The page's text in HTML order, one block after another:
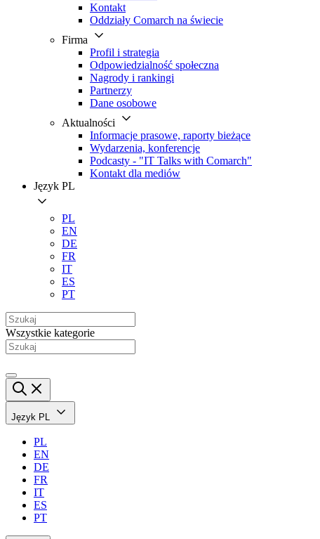
Kontakt
Oddziały Comarch na świecie
Firma
Profil i strategia
Odpowiedzialność społeczna
Nagrody i rankingi
Partnerzy
Dane osobowe
Aktualności
Informacje prasowe, raporty bieżące
Wydarzenia, konferencje
Podcasty - "IT Talks with Comarch"
Kontakt dla mediów
Język PL
PL
EN
DE
FR
IT
ES
PT
Wszystkie kategorie
Język PL
PL
EN
DE
FR
IT
ES
PT